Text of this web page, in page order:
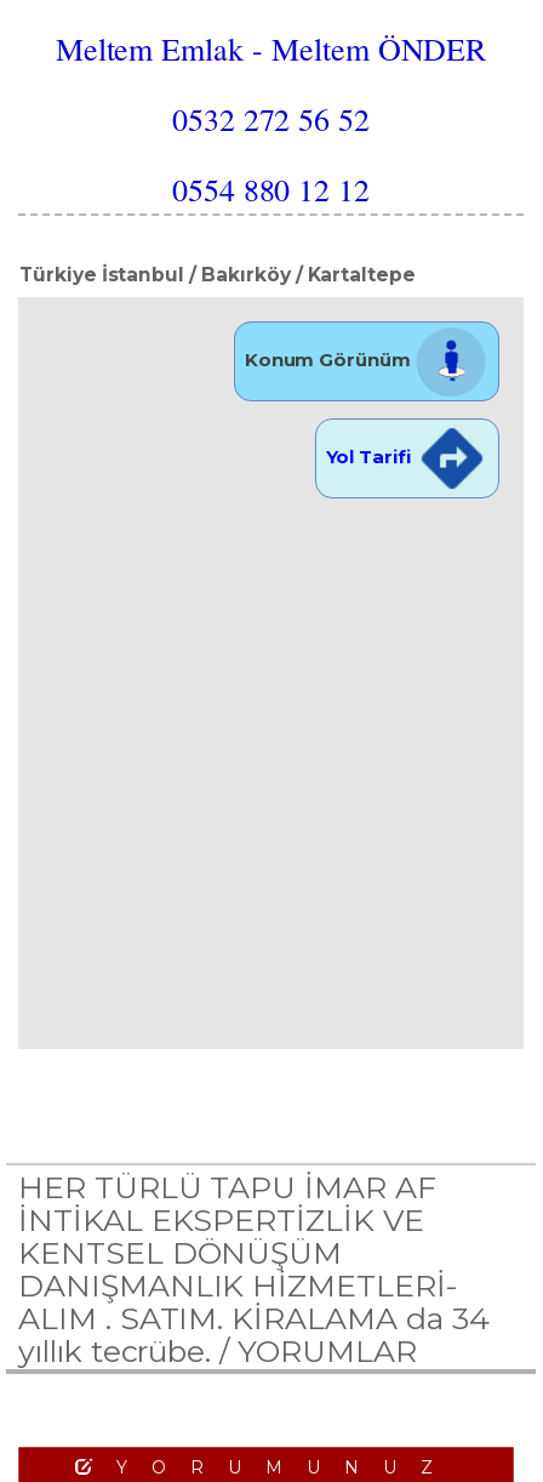
Meltem Emlak - Meltem ÖNDER
0532 272 56 52
0554 880 12 12
Türkiye İstanbul / Bakırköy/ Kartaltepe
Konum Görünüm
Yol Tarifi
HER TÜRLÜ TAPU İMAR AF
İNTİKAL EKSPERTİZLİK VE
KENTSEL DÖNÜŞÜM
DANIŞMANLIK HİZMETLERİ-
ALIM . SATIM. KİRALAMA da 34
yıllık tecrübe. /YORUMLAR
YORUMUNUZ